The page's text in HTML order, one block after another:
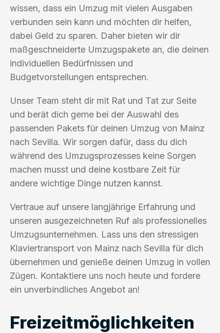
wissen, dass ein Umzug mit vielen Ausgaben
verbunden sein kann und möchten dir helfen,
dabei Geld zu sparen. Daher bieten wir dir
maßgeschneiderte Umzugspakete an, die deinen
individuellen Bedürfnissen und
Budgetvorstellungen entsprechen.
Unser Team steht dir mit Rat und Tat zur Seite
und berät dich gerne bei der Auswahl des
passenden Pakets für deinen Umzug von Mainz
nach Sevilla. Wir sorgen dafür, dass du dich
während des Umzugsprozesses keine Sorgen
machen musst und deine kostbare Zeit für
andere wichtige Dinge nutzen kannst.
Vertraue auf unsere langjährige Erfahrung und
unseren ausgezeichneten Ruf als professionelles
Umzugsunternehmen. Lass uns den stressigen
Klaviertransport von Mainz nach Sevilla für dich
übernehmen und genieße deinen Umzug in vollen
Zügen. Kontaktiere uns noch heute und fordere
ein unverbindliches Angebot an!
Freizeitmöglichkeiten